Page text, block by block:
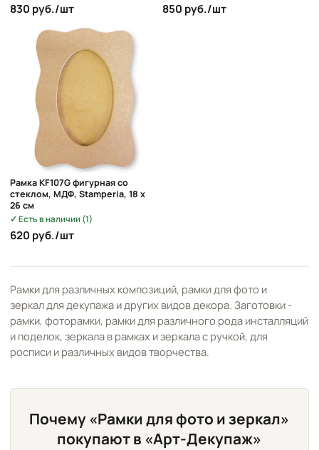
830 руб./шт 850 руб./шт
Рамка KF107G фигурная со
стеклом, МДФ, Stamperia, 18 x
26 cм
Есть в наличии (1)
620 руб./шт
Рамки для различных композиций, рамки для фото и
зеркал для декупажа и других видов декора. Заготовки -
рамки, фоторамки, рамки для различного рода инсталляций
и поделок, зеркала в рамках и зеркала с ручкой, для
росписи и различных видов творчества.
Почему «Рамки для фото и зеркал»
покупают в «Арт-Декупаж»